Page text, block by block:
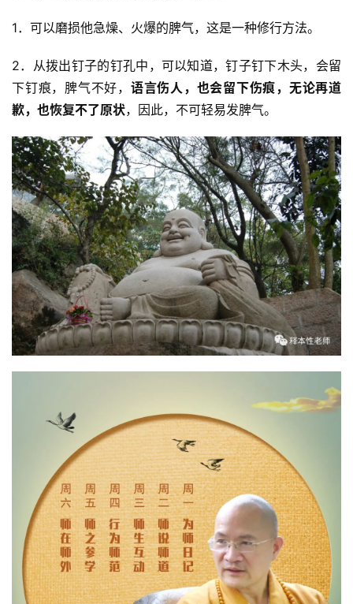
资
高
僧
访
谈
1．可以磨损他急燥、火爆的脾气，这是一种修行方法。
2．从拨出钉子的钉孔中，可以知道，钉子钉下木头，会留
下钉痕，脾气不好， 语言伤人，也会留下伤痕，无论再道
歉，也恢复不了原状，因此，不可轻易发脾气。